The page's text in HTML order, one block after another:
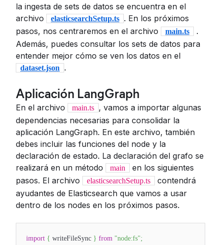
la ingesta de sets de datos se encuentra en el
archivo
elasticsearchSetup.ts . En los próximos
pasos, nos centraremos en el archivo
main.ts
.
Además, puedes consultar los sets de datos para
entender mejor cómo se ven los datos en el
dataset.json .
Aplicación LangGraph
En el archivo main.ts , vamos a importar algunas
dependencias necesarias para consolidar la
aplicación LangGraph. En este archivo, también
debes incluir las funciones del node y la
declaración de estado. La declaración del grafo se
realizará en un método
main
en los siguientes
pasos. El archivo
elasticsearchSetup.ts
contendrá
ayudantes de Elasticsearch que vamos a usar
dentro de los nodes en los próximos pasos.
import { writeFileSync } from "node:fs";